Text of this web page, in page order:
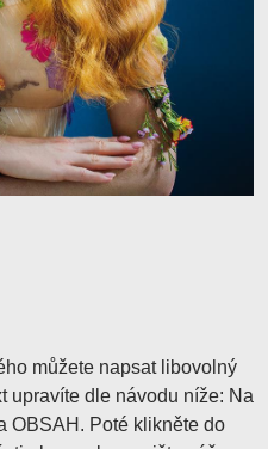
můžete napsat libovolný
upravíte dle návodu níže: Na
OBSAH. Poté klikněte do